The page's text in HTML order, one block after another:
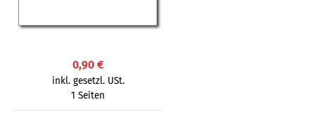
0,90 €
inkl. gesetzl. USt.
1 Seiten